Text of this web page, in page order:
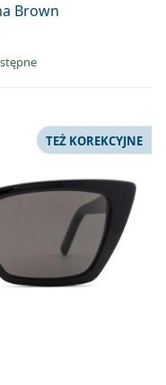
Brown
TEŻ KOREKCYJNE